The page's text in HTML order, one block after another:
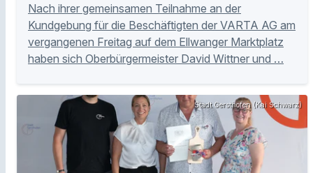
Nach ihrer gemeinsamen Teilnahme an der
Kundgebung für die Beschäftigten der VARTA AG am
vergangenen Freitag auf dem Ellwanger Marktplatz
haben sich Oberbürgermeister David Wittner und …
Stadt Gersthofen (Kai Schwarz)